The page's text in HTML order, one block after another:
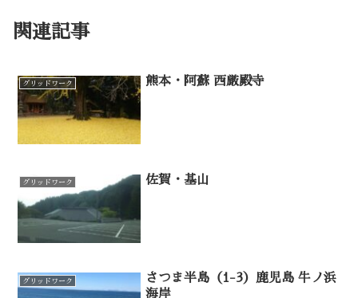
関連記事
グリッドワーク 熊本・阿蘇 西厳殿寺
グリッドワーク 佐賀・基山
グリッドワーク
さつま半島（1-3）鹿児島 牛ノ浜
海岸